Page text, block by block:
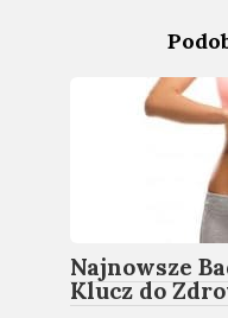
Najnowsze
Klucz do